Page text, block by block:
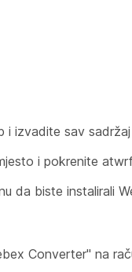
izvadite sav sadržaj
i pokrenite
da biste instalirali
Converter" na